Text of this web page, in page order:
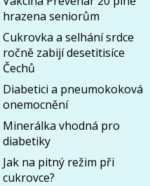
hrazena seniorům
Cukrovka a selhání srdce
ročně zabijí desetitisíce
Čechů
Diabetici a pneumokoková
onemocnění
Minerálka vhodná pro
diabetiky
Jak na pitný režim při
cukrovce?